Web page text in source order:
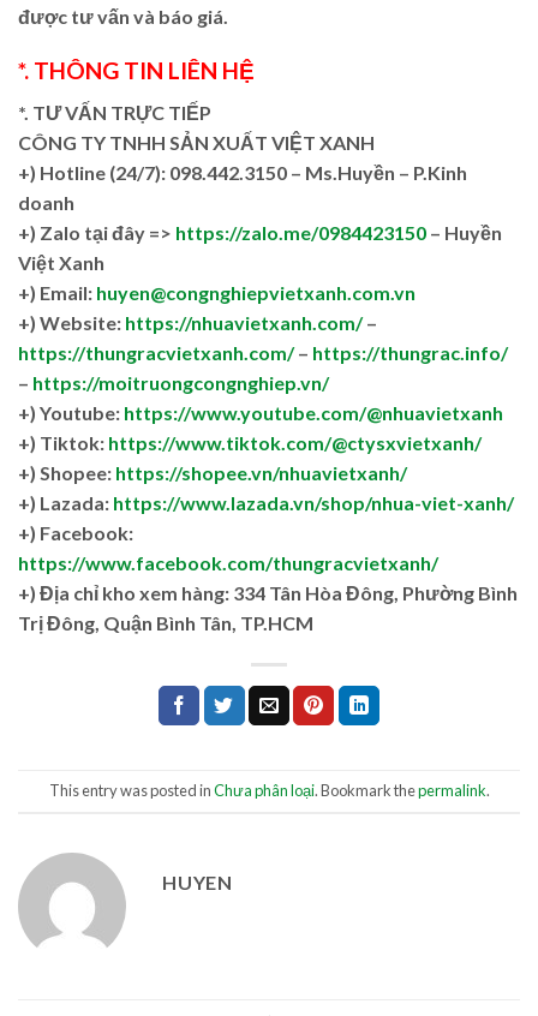
được tư vấn và báo giá.
*. THÔNG TIN LIÊN HỆ
*. TƯ VẤN TRỰC TIẾP
CÔNG TY TNHH SẢN XUẤT VIỆT XANH
+) Hotline (24/7): 098.442.3150 – Ms.Huyền – P.Kinh
doanh
+) Zalo tại đây => https://zalo.me/0984423150 – Huyền
Việt Xanh
+) Email: huyen@congnghiepvietxanh.com.vn
+) Website: https://nhuavietxanh.com/–
https://thungracvietxanh.com/– https://thungrac.info/
– https://moitruongcongnghiep.vn/
+) Youtube: https://www.youtube.com/@nhuavietxanh
+) Tiktok: https://www.tiktok.com/@ctysxvietxanh/
+) Shopee: https://shopee.vn/nhuavietxanh/
+) Lazada: https://www.lazada.vn/shop/nhua-viet-xanh/
+) Facebook:
https://www.facebook.com/thungracvietxanh/
+) Địa chỉ kho xem hàng: 334 Tân Hòa Đông, Phường Bình
Trị Đông, Quận Bình Tân, TP.HCM
This entry was posted inChưa phân loại. Bookmark thepermalink.
HUYEN